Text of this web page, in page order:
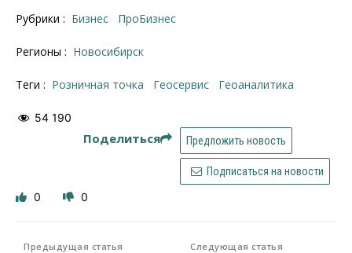
Рубрики : Бизнес ПроБизнес
Регионы : Новосибирск
Теги : розничная точка геосервис геоаналитика
54 190
Поделиться Предложить новость
Подписаться на новости
0 0
Предыдущая статья Следующая статья